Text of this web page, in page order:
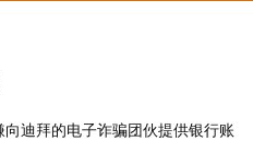
迪拜的电子诈骗团伙提供银行账